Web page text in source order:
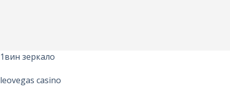
1вин зеркало
leovegas casino